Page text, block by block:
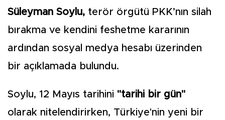
Süleyman Soylu, terör örgütü PKK’nın silah
bırakma ve kendini feshetme kararının
ardından sosyal medya hesabı üzerinden
bir açıklamada bulundu.
Soylu, 12 Mayıs tarihini "tarihi bir gün"
olarak nitelendirirken, Türkiye'nin yeni bir